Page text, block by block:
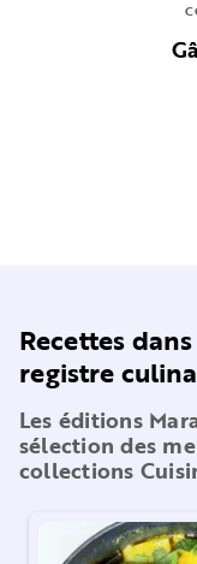
Recettes
registre
Les éditions
sélection des
collections